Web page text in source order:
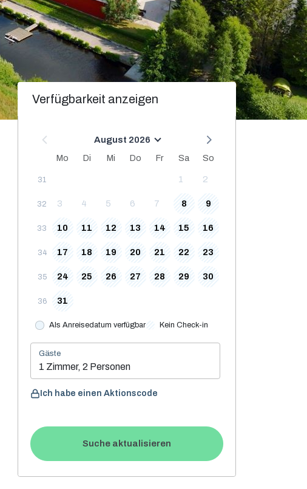
Verfügbarkeit anzeigen
August 2026
Mo
Di Mi Do Fr Sa So
31 1 2
32 3 4 5 6 7 8 9
33 10 11 12 13 14 15 16
34 17 18 19 20 21 22 23
35 24 25 26 27 28 29 30
36 31
Als Anreisedatum verfügbar Kein Check-in
Gäste
1 Zimmer, 2 Personen
Ich habe einen Aktionscode
Suche aktualisieren